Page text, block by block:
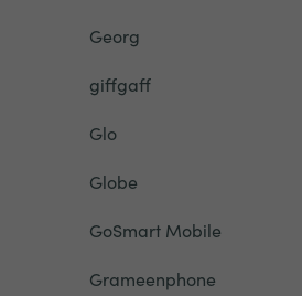
Georg
giffgaff
Glo
Globe
GoSmart Mobile
Grameenphone